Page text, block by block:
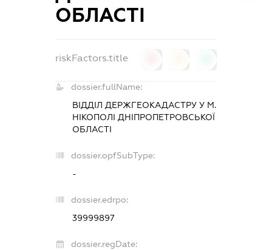
ОБЛАСТІ
riskFactors.title
dossier.fullName:
ВІДДІЛ ДЕРЖГЕОКАДАСТРУ У М.
НІКОПОЛІ ДНІПРОПЕТРОВСЬКОЇ
ОБЛАСТІ
dossier.opfSubType:
-
dossier.edrpo:
39999897
dossier.regDate: